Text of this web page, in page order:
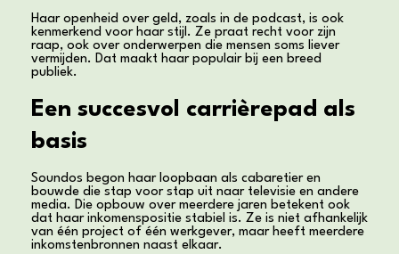
Haar openheid over geld, zoals in de podcast, is ook
kenmerkend voor haar stijl. Ze praat recht voor zijn
raap, ook over onderwerpen die mensen soms liever
vermijden. Dat maakt haar populair bij een breed
publiek.
Een succesvol carrièrepad als
basis
Soundos begon haar loopbaan als cabaretier en
bouwde die stap voor stap uit naar televisie en andere
media. Die opbouw over meerdere jaren betekent ook
dat haar inkomenspositie stabiel is. Ze is niet afhankelijk
van één project of één werkgever, maar heeft meerdere
inkomstenbronnen naast elkaar.